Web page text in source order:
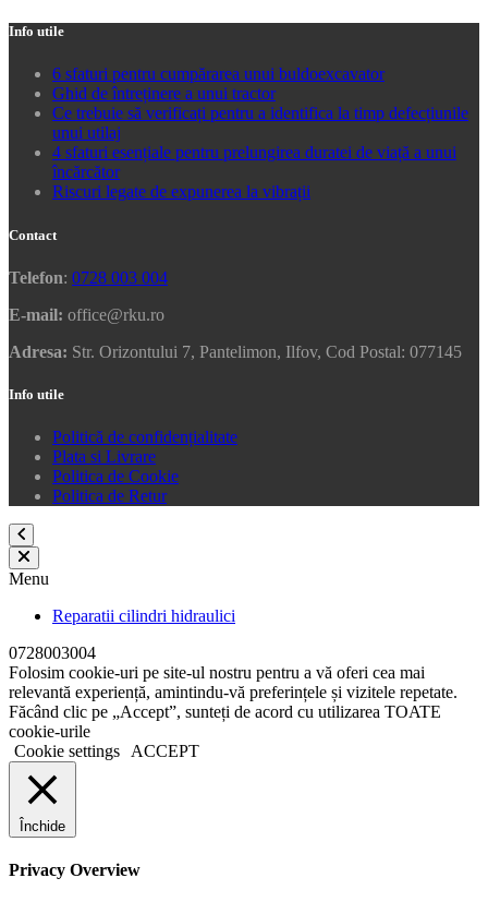
Info utile
6 sfaturi pentru cumpărarea unui buldoexcavator
Ghid de întreținere a unui tractor
Ce trebuie să verificați pentru a identifica la timp defecțiunile
unui utilaj
4 sfaturi esențiale pentru prelungirea duratei de viață a unui
încărcător
Riscuri legate de expunerea la vibrații
Contact
Telefon: 0728 003 004
E-mail: office@rku.ro
Adresa: Str. Orizontului 7, Pantelimon, Ilfov, Cod Postal: 077145
Info utile
Politică de confidențialitate
Plata si Livrare
Politica de Cookie
Politica de Retur
Menu
Reparatii cilindri hidraulici
0728003004
Folosim cookie-uri pe site-ul nostru pentru a vă oferi cea mai
relevantă experiență, amintindu-vă preferințele și vizitele repetate.
Făcând clic pe „Accept”, sunteți de acord cu utilizarea TOATE
cookie-urile
Cookie settings
ACCEPT
Închide
Privacy Overview